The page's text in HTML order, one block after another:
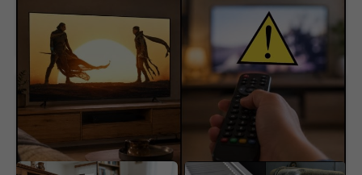
Televízory Slovákov úmyselne zhoršujú kvalitu
obrazu. Je to špinavý marketing, takto ho
opravíš